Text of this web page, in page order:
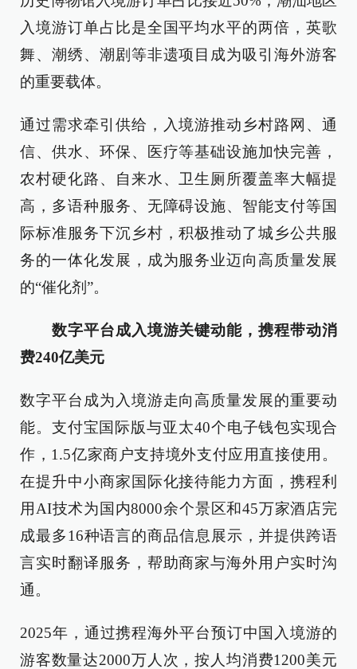
入境游订单占比是全国平均水平的两倍，英歌
舞、潮绣、潮剧等非遗项目成为吸引海外游客
的重要载体。
通过需求牵引供给，入境游推动乡村路网、通
信、供水、环保、医疗等基础设施加快完善，
农村硬化路、自来水、卫生厕所覆盖率大幅提
高，多语种服务、无障碍设施、智能支付等国
际标准服务下沉乡村，积极推动了城乡公共服
务的一体化发展，成为服务业迈向高质量发展
的“催化剂”。
数字平台成入境游关键动能，携程带动消
费240亿美元
数字平台成为入境游走向高质量发展的重要动
能。支付宝国际版与亚太40个电子钱包实现合
作，1.5亿家商户支持境外支付应用直接使用。
在提升中小商家国际化接待能力方面，携程利
用AI技术为国内8000余个景区和45万家酒店完
成最多16种语言的商品信息展示，并提供跨语
言实时翻译服务，帮助商家与海外用户实时沟
通。
2025年，通过携程海外平台预订中国入境游的
游客数量达2000万人次，按人均消费1200美元